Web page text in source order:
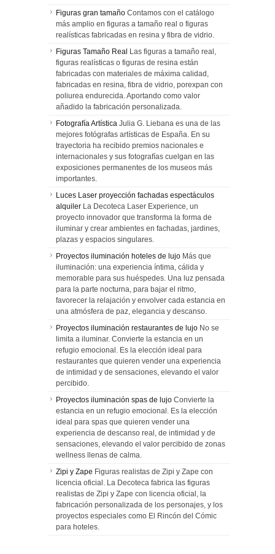
Figuras gran tamaño Contamos con el catálogo
más amplio en figuras a tamaño real o figuras
realísticas fabricadas en resina y fibra de vidrio.
Figuras Tamaño Real Las figuras a tamaño real,
figuras realísticas o figuras de resina están
fabricadas con materiales de máxima calidad,
fabricadas en resina, fibra de vidrio, porexpan con
poliurea endurecida. Aportando como valor
añadido la fabricación personalizada.
Fotografía Artística Julia G. Liebana es una de las
mejores fotógrafas artísticas de España. En su
trayectoria ha recibido premios nacionales e
internacionales y sus fotografías cuelgan en las
exposiciones permanentes de los museos más
importantes.
Luces Laser proyección fachadas espectáculos
alquiler La Decoteca Laser Experience, un
proyecto innovador que transforma la forma de
iluminar y crear ambientes en fachadas, jardines,
plazas y espacios singulares.
Proyectos iluminación hoteles de lujo Más que
iluminación: una experiencia íntima, cálida y
memorable para sus huéspedes. Una luz pensada
para la parte nocturna, para bajar el ritmo,
favorecer la relajación y envolver cada estancia en
una atmósfera de paz, elegancia y descanso.
Proyectos iluminación restaurantes de lujo No se
limita a iluminar. Convierte la estancia en un
refugio emocional. Es la elección ideal para
restaurantes que quieren vender una experiencia
de intimidad y de sensaciones, elevando el valor
percibido.
Proyectos iluminación spas de lujo Convierte la
estancia en un refugio emocional. Es la elección
ideal para spas que quieren vender una
experiencia de descanso real, de intimidad y de
sensaciones, elevando el valor percibido de zonas
wellness llenas de calma.
Zipi y Zape Figuras realistas de Zipi y Zape con
licencia oficial. La Decoteca fabrica las figuras
realistas de Zipi y Zape con licencia oficial, la
fabricación personalizada de los personajes, y los
proyectos especiales como El Rincón del Cómic
para hoteles.